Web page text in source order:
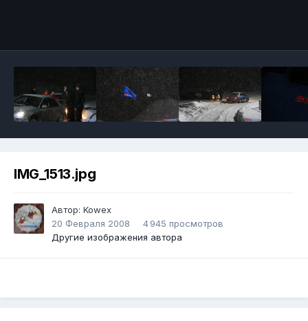
IMG_1513.jpg
Автор: Kowex
20 Февраля 2008
4 945 просмотров
Другие изображения автора